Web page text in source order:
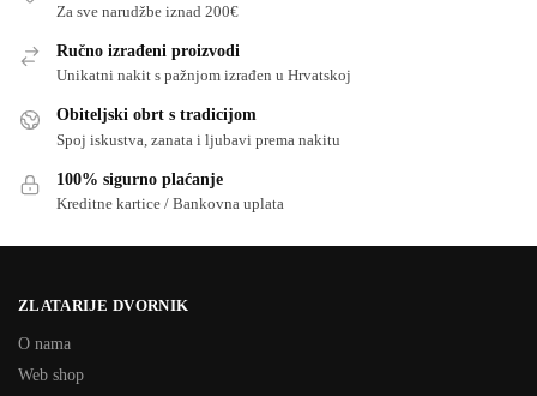
Za sve narudžbe iznad 200€
Ručno izrađeni proizvodi
Unikatni nakit s pažnjom izrađen u Hrvatskoj
Obiteljski obrt s tradicijom
Spoj iskustva, zanata i ljubavi prema nakitu
100% sigurno plaćanje
Kreditne kartice / Bankovna uplata
ZLATARIJE DVORNIK
O nama
Web shop